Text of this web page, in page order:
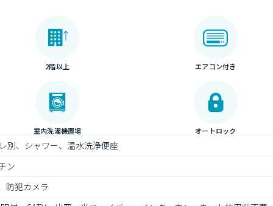
2階以上 エアコン付き
室内洗濯機置場 オートロック
別、シャワー、温水洗浄便座
ン
防犯カメラ